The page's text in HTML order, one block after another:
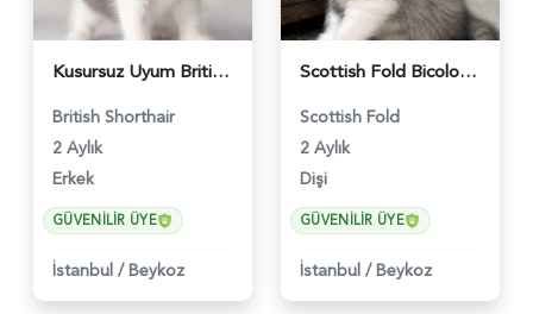
Kusursuz Uyum British Shorthair Bi Color Erkek - 6011
British Shorthair
2 Aylık
Erkek
GÜVENILIR ÜYE
İstanbul / Beykoz
Scottish Fold Bicolor Lilac Dişi - 6014
Scottish Fold
2 Aylık
Dişi
GÜVENILIR ÜYE
İstanbul / Beykoz